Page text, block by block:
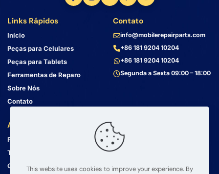
Links Rápidos
Início
Peças para Celulares
Peças para Tablets
Ferramentas de Reparo
Sobre Nós
Contato
Atendimento ao Cliente
Política de Privacidade
Termos e Condições
Guia de Envio
Contato
info@mobilerepairparts.com
+86 181 9204 10204
+86 181 9204 10204
Segunda a Sexta 09:00 – 18:00
Endereço
Bin Jiang Xi Lu
Haizhu, Guangzhou
This website uses cookies to improve your experience. By